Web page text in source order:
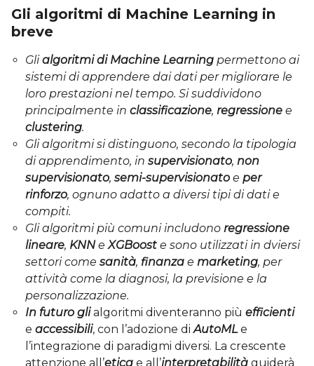
Gli algoritmi di Machine Learning in
breve
Glialgoritmi di Machine Learning permettono ai
sistemi di apprendere dai dati per migliorare le
loro prestazioni nel tempo. Si suddividono
principalmente in classificazione, regressione e
clustering.
Gli algoritmi si distinguono, secondo la tipologia
di apprendimento, in supervisionato, non
supervisionato, semi-supervisionato e per
rinforzo, ognuno adatto a diversi tipi di dati e
compiti.
Gli algoritmi più comuni includono regressione
lineare, KNNeXGBoost e sono utilizzati in dviersi
settori come sanità, finanza e marketing, per
attività come la diagnosi, la previsione e la
personalizzazione.
In futuro glialgoritmi diventeranno più efficienti
e accessibili, con l’adozione diAutoMLe
l’integrazione di paradigmi diversi. La crescente
attenzione all’etica e all’interpretabilità guiderà